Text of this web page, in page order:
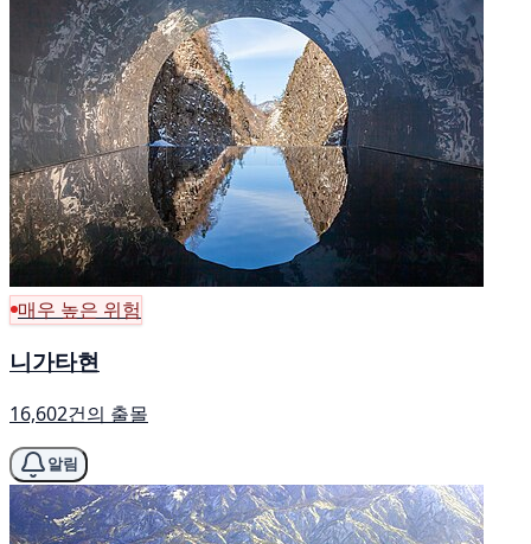
매우 높은 위험
니가타현
16,602건의 출몰
알림